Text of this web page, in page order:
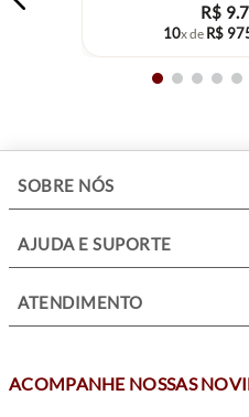
R$ 9.
10x de R$
SOBRE NÓS
AJUDA E SUPORTE
ATENDIMENTO
ACOMPANHE NOSSAS